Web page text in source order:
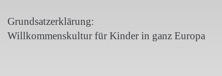
Grundsatzerklärung:
Willkommenskultur für Kinder in ganz Europa